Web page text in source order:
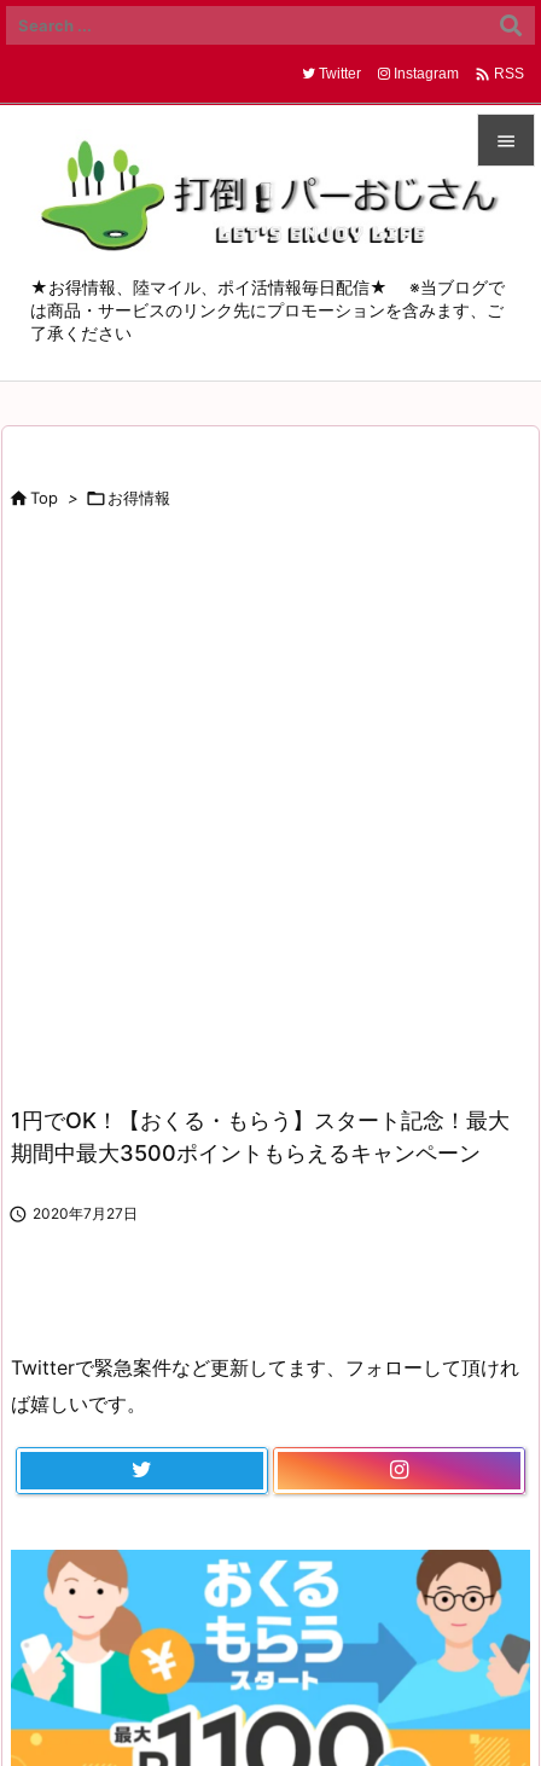


メニュ
サイド


Twitter Instagram  RSS
★お得情報、陸マイル、ポイ活情報毎日配信★ ※当ブログで
は商品・サービスのリンク先にプロモーションを含みます、ご
了承ください
Top > お得情報
1円でOK！【おくる・もらう】スタート記念！最大
期間中最大3500ポイントもらえるキャンペーン
 2020年7月27日
Twitterで緊急案件など更新してます、フォローして頂けれ
ば嬉しいです。